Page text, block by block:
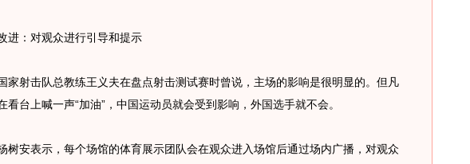
：对观众进行引导和提示
射击队总教练王义夫在盘点射击测试赛时曾说，主场的影响是很明显的。但凡
看台上喊一声“加油”，中国运动员就会受到影响，外国选手就不会。
安表示，每个场馆的体育展示团队会在观众进入场馆后通过场内广播，对观众